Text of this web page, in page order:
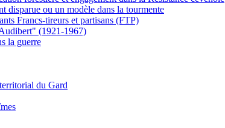
disparue ou un modèle dans la tourmente
Francs-tireurs et partisans (FTP)
(1921-1967)
la guerre
du Gard